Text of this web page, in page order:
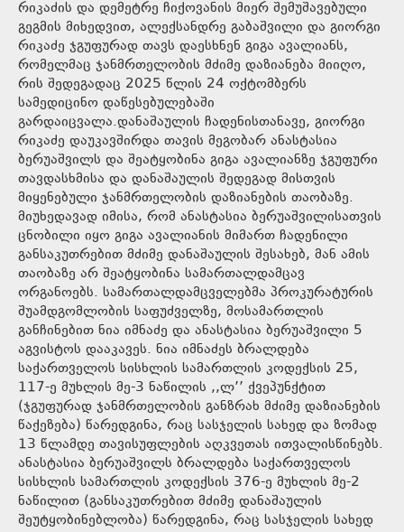
რიკაძის და დემეტრე ჩიქოვანის მიერ შემუშავებული
გეგმის მიხედვით, ალექსანდრე გაბაშვილი და გიორგი
რიკაძე ჯგუფურად თავს დაესხნენ გიგა ავალიანს,
რომელმაც ჯანმრთელობის მძიმე დაზიანება მიიღო,
რის შედეგადაც 2025 წლის 24 ოქტომბერს
სამედიცინო დაწესებულებაში
გარდაიცვალა.დანაშაულის ჩადენისთანავე, გიორგი
რიკაძე დაუკავშირდა თავის მეგობარ ანასტასია
ბერუაშვილს და შეატყობინა გიგა ავალიანზე ჯგუფური
თავდასხმისა და დანაშაულის შედეგად მისთვის
მიყენებული ჯანმრთელობის დაზიანების თაობაზე.
მიუხედავად იმისა, რომ ანასტასია ბერუაშვილისათვის
ცნობილი იყო გიგა ავალიანის მიმართ ჩადენილი
განსაკუთრებით მძიმე დანაშაულის შესახებ, მან ამის
თაობაზე არ შეატყობინა სამართალდამცავ
ორგანოებს. სამართალდამცველებმა პროკურატურის
შუამდგომლობის საფუძველზე, მოსამართლის
განჩინებით ნია იმნაძე და ანასტასია ბერუაშვილი 5
აგვისტოს დააკავეს. ნია იმნაძეს ბრალდება
საქართველოს სისხლის სამართლის კოდექსის 25,
117-ე მუხლის მე-3 ნაწილის ,,ლ’’ ქვეპუნქტით
(ჯგუფურად ჯანმრთელობის განზრახ მძიმე დაზიანების
წაქეზება) წარედგინა, რაც სასჯელის სახედ და ზომად
13 წლამდე თავისუფლების აღკვეთას ითვალისწინებს.
ანასტასია ბერუაშვილს ბრალდება საქართველოს
სისხლის სამართლის კოდექსის 376-ე მუხლის მე-2
ნაწილით (განსაკუთრებით მძიმე დანაშაულის
შეუტყობინებლობა) წარედგინა, რაც სასჯელის სახედ